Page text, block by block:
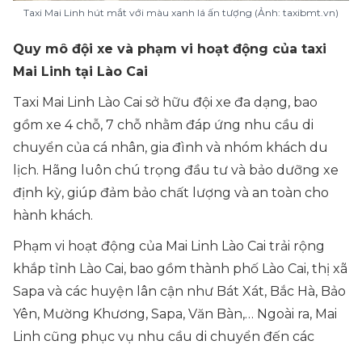
Taxi Mai Linh hút mắt với màu xanh lá ấn tượng (Ảnh: taxibmt.vn)
Quy mô đội xe và phạm vi hoạt động của taxi
Mai Linh tại Lào Cai
Taxi Mai Linh Lào Cai sở hữu đội xe đa dạng, bao
gồm xe 4 chỗ, 7 chỗ nhằm đáp ứng nhu cầu di
chuyển của cá nhân, gia đình và nhóm khách du
lịch. Hãng luôn chú trọng đầu tư và bảo dưỡng xe
định kỳ, giúp đảm bảo chất lượng và an toàn cho
hành khách.
Phạm vi hoạt động của Mai Linh Lào Cai trải rộng
khắp tỉnh Lào Cai, bao gồm thành phố Lào Cai, thị xã
Sapa và các huyện lân cận như Bát Xát, Bắc Hà, Bảo
Yên, Mường Khương, Sapa, Văn Bàn,… Ngoài ra, Mai
Linh cũng phục vụ nhu cầu di chuyển đến các